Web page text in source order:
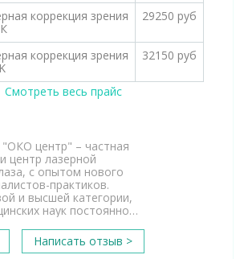
коррекция зрения
29250 руб
коррекция зрения
32150 руб
Смотреть весь прайс
"ОКО центр" – частная
центр лазерной
с опытом нового
практиков.
и высшей категории,
наук постоянно…
Написать отзыв >